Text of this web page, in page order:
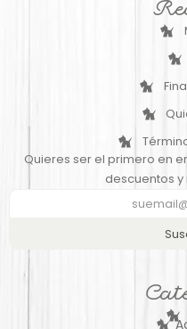
Quieres ser el primero en
descuentos